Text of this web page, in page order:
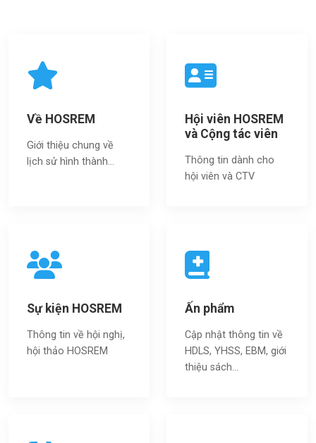
Về HOSREM
Giới thiệu chung về
lịch sử hình thành...
Hội viên HOSREM
và Cộng tác viên
Thông tin dành cho
hội viên và CTV
Sự kiện HOSREM
Thông tin về hội nghị,
hội thảo HOSREM
Ấn phẩm
Cập nhật thông tin về
HDLS, YHSS, EBM, giới
thiệu sách…